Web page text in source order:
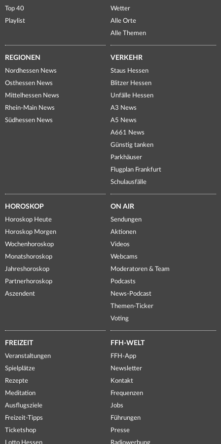
Top 40
Playlist
Wetter
Alle Orte
Alle Themen
REGIONEN
Nordhessen News
Osthessen News
Mittelhessen News
Rhein-Main News
Südhessen News
VERKEHR
Staus Hessen
Blitzer Hessen
Unfälle Hessen
A3 News
A5 News
A661 News
Günstig tanken
Parkhäuser
Flugplan Frankfurt
Schulausfälle
HOROSKOP
Horoskop Heute
Horoskop Morgen
Wochenhoroskop
Monatshoroskop
Jahreshoroskop
Partnerhoroskop
Aszendent
ON AIR
Sendungen
Aktionen
Videos
Webcams
Moderatoren & Team
Podcasts
News-Podcast
Themen-Ticker
Voting
FREIZEIT
Veranstaltungen
Spielplätze
Rezepte
Meditation
Ausflugsziele
Freizeit-Tipps
Ticketshop
Lotto Hessen
FFH-WELT
FFH-App
Newsletter
Kontakt
Frequenzen
Jobs
Führungen
Presse
Radiowerbung